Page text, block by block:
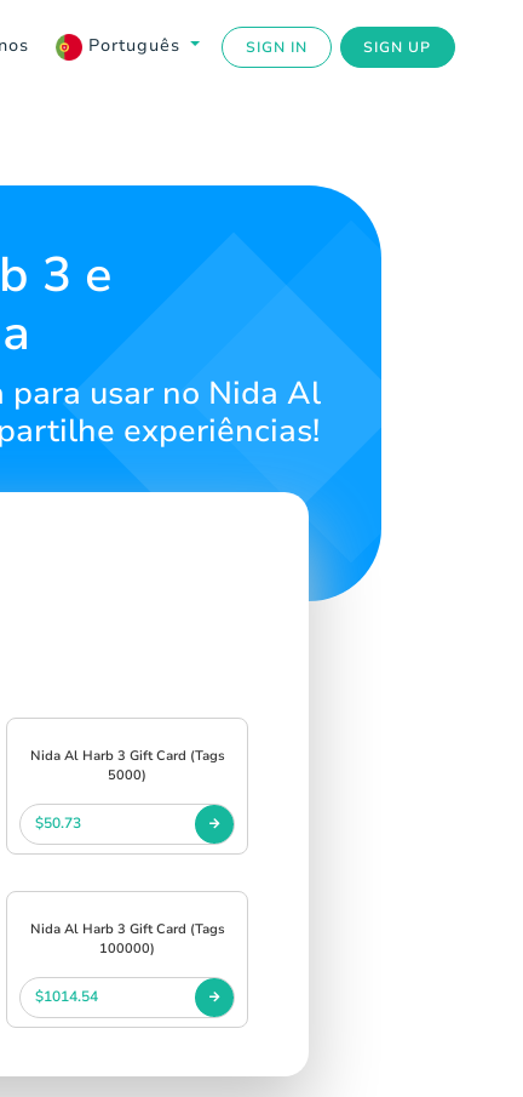
Português SIGN IN SIGN UP
3 e
usar no Nida Al
experiências!
Nida Al Harb 3 Gift Card (Tags
5000)
$50.73
Nida Al Harb 3 Gift Card (Tags
100000)
$1014.54